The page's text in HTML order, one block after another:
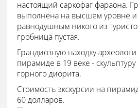
настоящий саркофаг фараона.
выполнена на высшем уровне и
равнодушным никого из
гробница пустая.
Грандиозную находку
пирамиде в 19 веке -
горного диорита.
Стоимость экскурсии на
60 долларов.